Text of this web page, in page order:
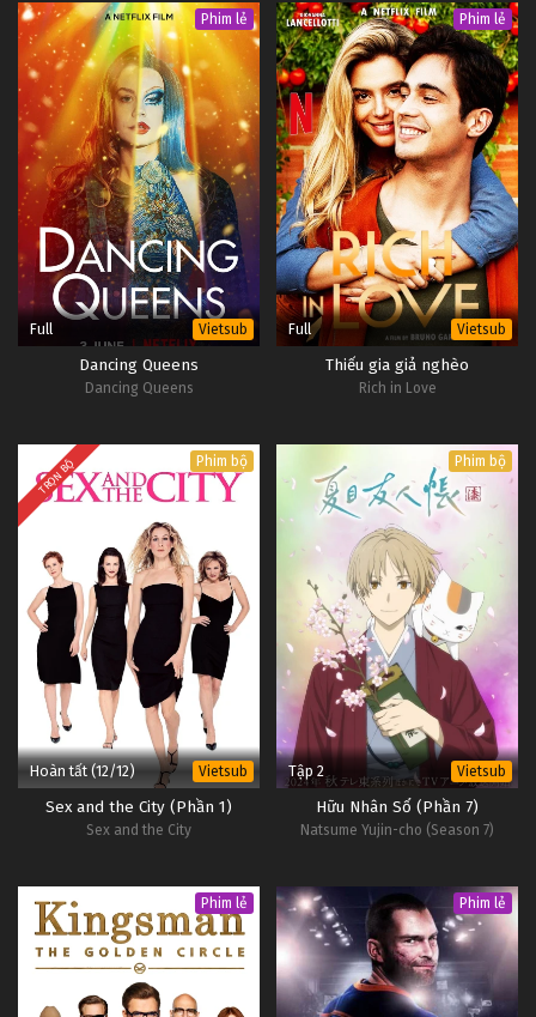
Phim lẻ
Full Vietsub
Dancing Queens
Dancing Queens
Phim lẻ
Full Vietsub
Thiếu gia giả nghèo
Rich in Love
TRỌN BỘ Phim bộ
Hoàn tất (12/12) Vietsub
Sex and the City (Phần 1)
Sex and the City
Phim bộ
Tập 2 Vietsub
Hữu Nhân Sổ (Phần 7)
Natsume Yujin-cho (Season 7)
Phim lẻ Phim lẻ